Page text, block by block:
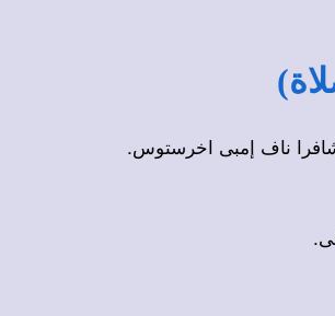
ناف إمبى اخرستوس.